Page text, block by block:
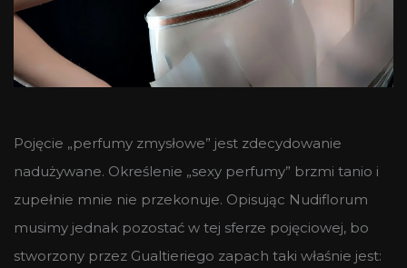
Pojęcie „perfumy zmysłowe” jest zdecydowanie
nadużywane. Określenie „sexy perfumy” brzmi tanio i
zupełnie mnie nie przekonuje. Opisując Nudiflorum
musimy jednak pozostać w tej sferze pojęciowej, bo
stworzony przez Gualtieriego zapach taki właśnie jest: